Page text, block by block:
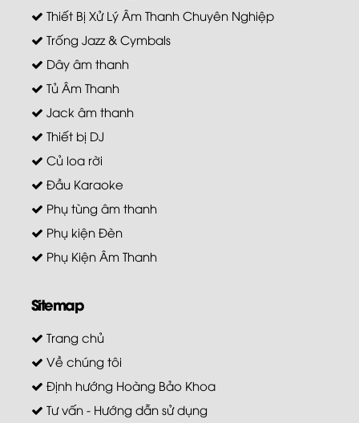
Thiết Bị Xử Lý Âm Thanh Chuyên Nghiệp
Trống Jazz & Cymbals
Dây âm thanh
Tủ Âm Thanh
Jack âm thanh
Thiết bị DJ
Củ loa rời
Đầu Karaoke
Phụ tùng âm thanh
Phụ kiện Đèn
Phụ Kiện Âm Thanh
Sitemap
Trang chủ
Về chúng tôi
Định hướng Hoàng Bảo Khoa
Tư vấn - Hướng dẫn sử dụng